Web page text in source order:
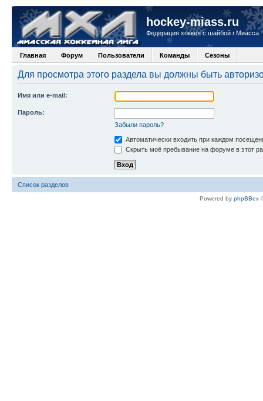
hockey-miass.ru
Федерация хоккея с шайбой г.Миасса
Главная Форум Пользователи Команды Сезоны
Для просмотра этого раздела вы должны быть
Имя или e-mail:
Пароль:
Забыли пароль?
Автоматически входить при каждом
Скрыть моё пребывание на форуме в этот
Список разделов
Powered by phpBBex